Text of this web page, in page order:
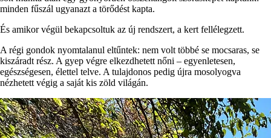
minden fűszál ugyanazt a törődést kapta.
És amikor végül bekapcsoltuk az új rendszert, a kert fellélegzett.
A régi gondok nyomtalanul eltűntek: nem volt többé se mocsaras, se
kiszáradt rész. A gyep végre elkezdhetett nőni – egyenletesen,
egészségesen, élettel telve. A tulajdonos pedig újra mosolyogva
nézhetett végig a saját kis zöld világán.